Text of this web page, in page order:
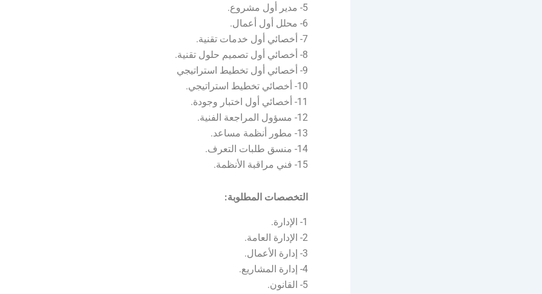
5- مدير أول مشروع.
6- محلل أول أعمال.
7- أخصائي أول خدمات تقنية.
8- أخصائي أول تصميم حلول تقنية.
9- أخصائي أول تخطيط استراتيجي
10- أخصائي تخطيط استراتيجي.
11- أخصائي أول اختبار وجودة.
12- مسؤول المراجعة الفنية.
13- مطور أنظمة مساعد.
14- منسق طلبات التعرف.
15- فني مراقبة الأنظمة.
التخصصات المطلوبة:
1- الإدارة.
2- الإدارة العامة.
3- إدارة الأعمال.
4- إدارة المشاريع.
5- القانون.